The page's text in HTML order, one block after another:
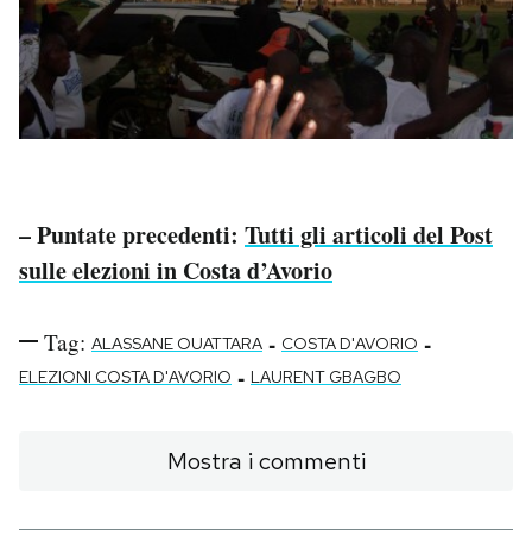
– Puntate precedenti: Tutti gli articoli del Post
sulle elezioni in Costa d’Avorio
Tag: ALASSANE OUATTARA - COSTA D'AVORIO -
ELEZIONI COSTA D'AVORIO - LAURENT GBAGBO
Mostra i commenti